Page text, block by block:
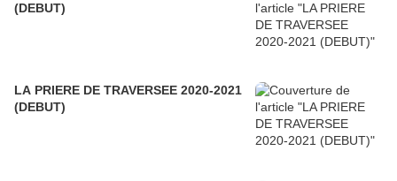
(DEBUT)
LA PRIERE DE TRAVERSEE 2020-2021
(DEBUT)